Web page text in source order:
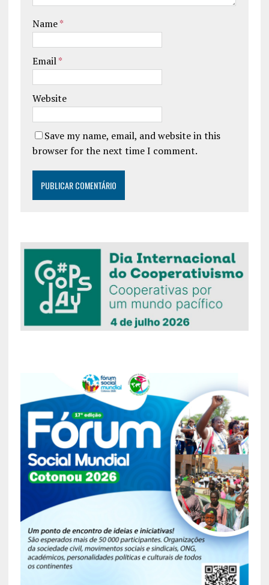
Name*
Email*
Website
Save my name, email, and website in this
browser for the next time I comment.